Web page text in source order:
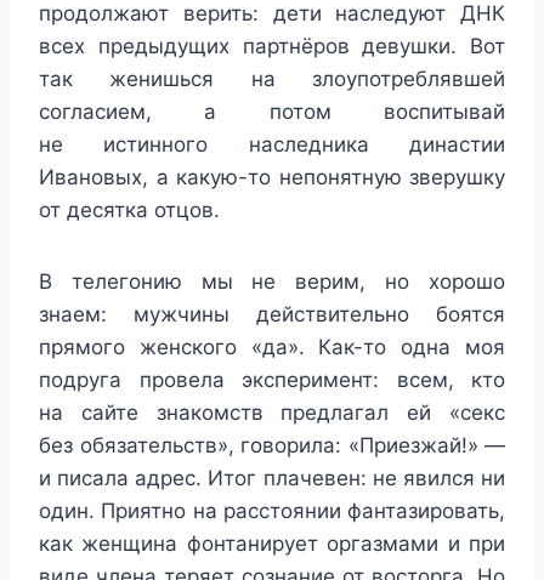
продолжают верить: дети наследуют ДНК
всех предыдущих партнёров девушки. Вот
так женишься на злоупотреблявшей
согласием, а потом воспитывай
не истинного наследника династии
Ивановых, а какую-то непонятную зверушку
от десятка отцов.
В телегонию мы не верим, но хорошо
знаем: мужчины действительно боятся
прямого женского «да». Как-то одна моя
подруга провела эксперимент: всем, кто
на сайте знакомств предлагал ей «секс
без обязательств», говорила: «Приезжай!» —
и писала адрес. Итог плачевен: не явился ни
один. Приятно на расстоянии фантазировать,
как женщина фонтанирует оргазмами и при